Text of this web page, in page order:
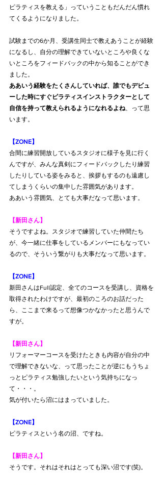
ピラティスを教える」っていうこともだんだん慣れ
てくるようになりました。
試験までの6か月、受講生同士で教えあうことが経験
になるし、自分の理解できていないところや良くな
いところをフィードバックの中から知ることができ
ました。
ああいう経験をたくさんしていれば、誰でもデビュ
ーした時にすぐピラティスインストラクターとして
自信を持って教えられるようになれるよね、って思
います。
【ZONE】
合間に練習開放しているスタジオに様子を見に行く
んですが、みんな真剣にフィードバックしたり練習
したりしている姿をみると、挨拶もするのも遠慮し
てしまうくらいの集中した雰囲気があります。
ああいう雰囲気、とても大事だなって思います。
【新田さん】
そうですよね。スタジオで練習していた仲間たち
が、今一緒に仕事をしているメンバーにもなってい
るので、そういう繋がりも大事だなって思います。
【ZONE】
新田さんはFull認定、全てのコースを受講し、資格を
取得されたわけですが、最初のころのお話だった
ら、ここまで来るって想像つかなかったと思うんで
すが。
【新田さん】
リフォーマーコースを受けたときも内容が自分の中
で理解できないな、って思ったことが逆にもうちょ
っとピラティス勉強したいという気持ちになっ
て・・・。
気が付いたら沼にはまっていました。
【ZONE】
ピラティスという名の沼、ですね。
【新田さん】
そうです。それはそれはとっても深い沼です(笑)。